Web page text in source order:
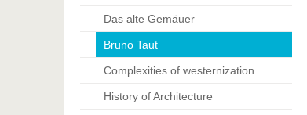
Das alte Gemäuer
Bruno Taut
Complexities of westernization
History of Architecture